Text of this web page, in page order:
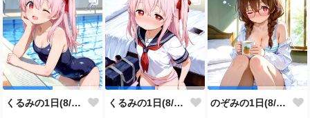
くるみの1日(8/4投稿分) くるみの1日(8/3投稿分) のぞみの1日(8/2投稿分)